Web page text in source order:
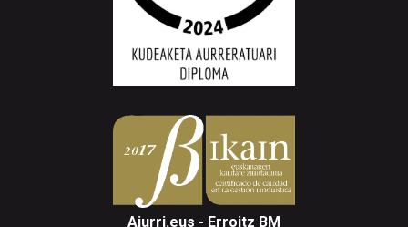
Aiurri.eus - Erroitz BM